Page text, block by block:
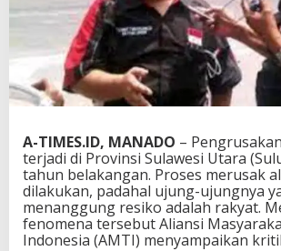
A-TIMES.ID, MANADO –
terjadi di Provinsi Sulawesi Utara
tahun belakangan. Proses merusak
dilakukan, padahal ujung-ujungnya
menanggung resiko adalah rakyat.
fenomena tersebut Aliansi
Indonesia (AMTI) menyampaikan